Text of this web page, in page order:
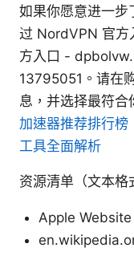
如果你愿意进一步
过 NordVPN 官方
方入口 -
13795051。请在
息，并选择最符合
加速器推荐排行榜
工具全面解析
资源清单（文本格
Apple